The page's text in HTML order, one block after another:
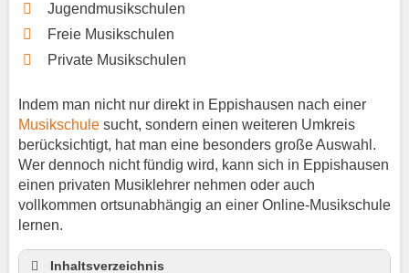
Jugendmusikschulen
Freie Musikschulen
Private Musikschulen
Indem man nicht nur direkt in Eppishausen nach einer
Musikschule sucht, sondern einen weiteren Umkreis
berücksichtigt, hat man eine besonders große Auswahl.
Wer dennoch nicht fündig wird, kann sich in Eppishausen
einen privaten Musiklehrer nehmen oder auch
vollkommen ortsunabhängig an einer Online-Musikschule
lernen.
Inhaltsverzeichnis